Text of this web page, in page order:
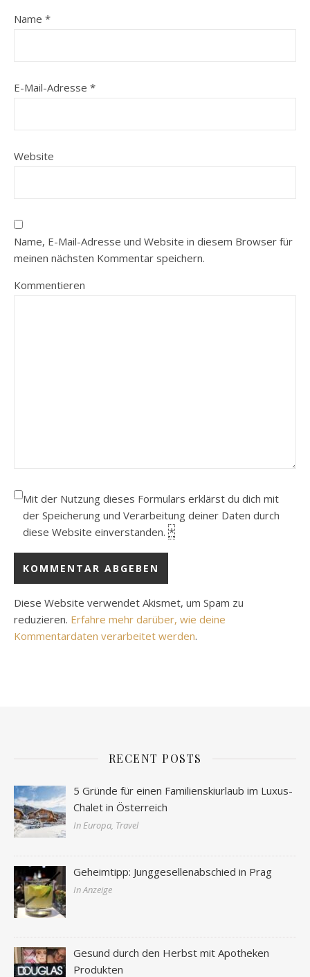
Name *
E-Mail-Adresse *
Website
Name, E-Mail-Adresse und Website in diesem Browser für
meinen nächsten Kommentar speichern.
Kommentieren
Mit der Nutzung dieses Formulars erklärst du dich mit
der Speicherung und Verarbeitung deiner Daten durch
diese Website einverstanden. *
Diese Website verwendet Akismet, um Spam zu
reduzieren. Erfahre mehr darüber, wie deine
Kommentardaten verarbeitet werden.
RECENT POSTS
5 Gründe für einen Familienskiurlaub im Luxus-
Chalet in Österreich
In Europa, Travel
Geheimtipp: Junggesellenabschied in Prag
In Anzeige
Gesund durch den Herbst mit Apotheken
Produkten